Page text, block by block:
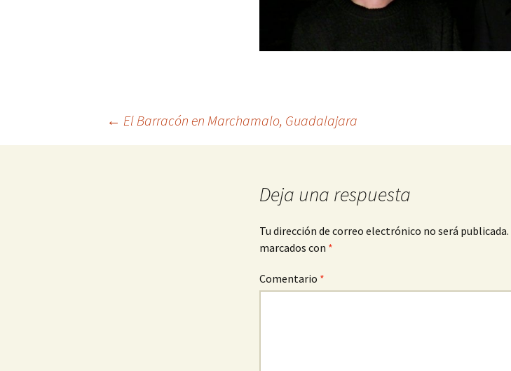
Navegación
← El Barracón en Marchamalo, Guadalajara
Deja una respuesta
Tu dirección de correo electrónico no será publicada.
marcados con *
Comentario *